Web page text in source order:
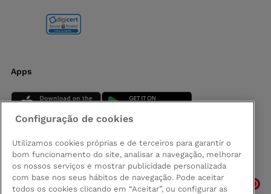
Apps
Siga-nos
Configuração de cookies
Utilizamos cookies próprias e de terceiros para garantir o
bom funcionamento do site, analisar a navegação, melhorar
os nossos serviços e mostrar publicidade personalizada
com base nos seus hábitos de navegação. Pode aceitar
todos os cookies clicando em “Aceitar”, ou configurar as